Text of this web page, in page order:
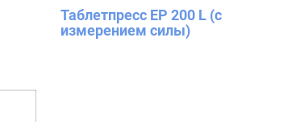
Таблетпресс EP 200 L (с
измерением силы)